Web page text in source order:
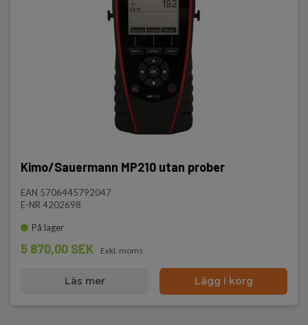
Kimo/Sauermann MP210 utan prober
EAN 5706445792047
E-NR 4202698
På lager
5 870,00 SEK Exkl. moms
Läs mer Lägg i korg